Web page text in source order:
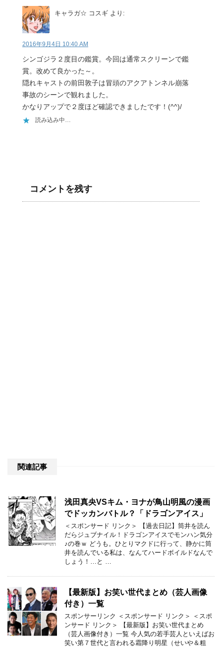
キャラガ☆ コスギ より:
2016年9月4日 10:40 AM
シンゴジラ２度目の鑑賞。今回は通常スクリーンで鑑
賞。改めて良かった～。
隠れキャストの前田敦子は冒頭のアクアトンネル崩落
事故のシーンで観れました。
かなりアップで２度ほど確認できましたです！(^^)/
読み込み中…
コメントを残す
関連記事
浅田真央VSキム・ヨナが鳥山明風の漫画
でドッカンバトル？「ドラゴンアイス」
＜スポンサード リンク＞ 【過去日記】筒井を読ん
だらジュブナイル！ドラゴンアイスでモンハン気分
♪の巻ｗ どうも。ひとりマクドに行って、静かに筒
井を読んでいる私は、なんてハードボイルドなんで
しょう！…と …
【最新版】お笑い世代まとめ（芸人画像
付き）一覧
スポンサーリンク ＜スポンサード リンク＞ ＜スポ
ンサード リンク＞ 【最新版】お笑い世代まとめ
（芸人画像付き）一覧 今人気の若手芸人といえばお
笑い第７世代と言われる霜降り明星（せいや＆粗